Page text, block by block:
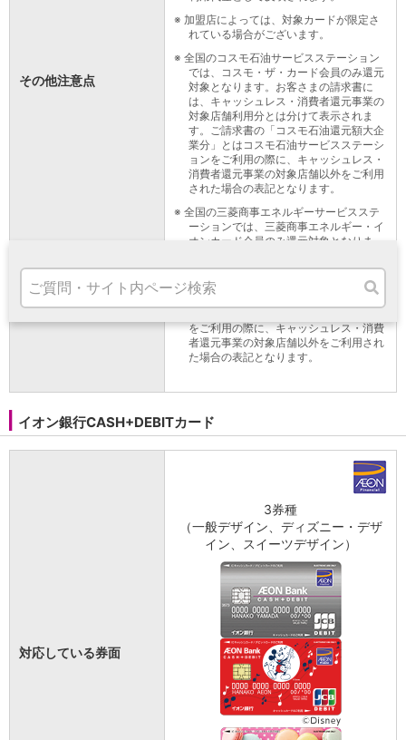
宮崎県
会社情報
ニュースリリース
その他注意点
※ 加盟店によっては、対象カードが限定さ
れている場合がございます。
※ 全国のコスモ石油サービスステーション
では、コスモ・ザ・カード会員のみ還元
対象となります。お客さまの請求書に
は、キャッシュレス・消費者還元事業の
対象店舗利用分とは分けて表示されま
す。ご請求書の「コスモ石油還元額大企
業分」とはコスモ石油サービスステーシ
ョンをご利用の際に、キャッシュレス・
消費者還元事業の対象店舗以外をご利用
された場合の表記となります。
※ 全国の三菱商事エネルギーサービスステ
ーションでは、三菱商事エネルギー・イ
オンカード会員のみ還元対象となりま
レス・消費者還元事業の対象店舗利用分
とは分けて表示されます。ご請求書の
「三菱商事エネ還元額大企業分」とは三
をご利用の際に、キャッシュレス・消費
者還元事業の対象店舗以外をご利用され
た場合の表記となります。
イオン銀行CASH+DEBITカード
対応している券面
3券種
（一般デザイン、ディズニー・デザ
イン、スイーツデザイン）